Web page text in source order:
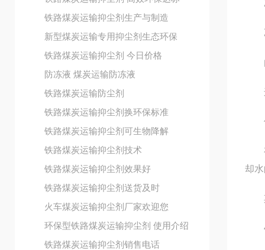
铁路煤炭运输抑尘剂生产与制造
新型煤炭运输专用抑尘剂生态环保
铁路煤炭运输抑尘剂 今日价格
防冻液 煤炭运输防冻液
铁路煤炭运输防尘剂
铁路煤炭运输抑尘剂换环保标准
铁路煤炭运输抑尘剂可生物降解
铁路煤炭运输抑尘剂技术
铁路煤炭运输抑尘剂效果好
铁路煤炭运输抑尘剂送货及时
火车煤炭运输抑尘剂厂家欢迎您
环保型铁路煤炭运输抑尘剂 使用介绍
铁路煤炭运输抑尘剂销售电话
乙
乙
由
这
但
有
却
其